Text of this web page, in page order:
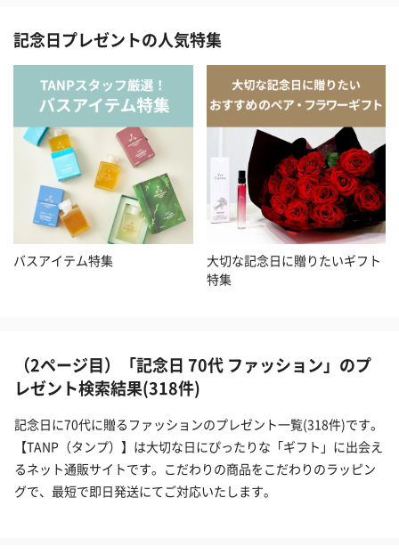
記念日プレゼントの人気特集
バスアイテム特集
大切な記念日に贈りたいギフト
特集
（2ページ目）「記念日 70代 ファッション」のプ
レゼント検索結果(318件)
記念日に70代に贈るファッションのプレゼント一覧(318件)です。
【TANP（タンプ）】は大切な日にぴったりな「ギフト」に出会え
るネット通販サイトです。こだわりの商品をこだわりのラッピン
グで、最短で即日発送にてご対応いたします。